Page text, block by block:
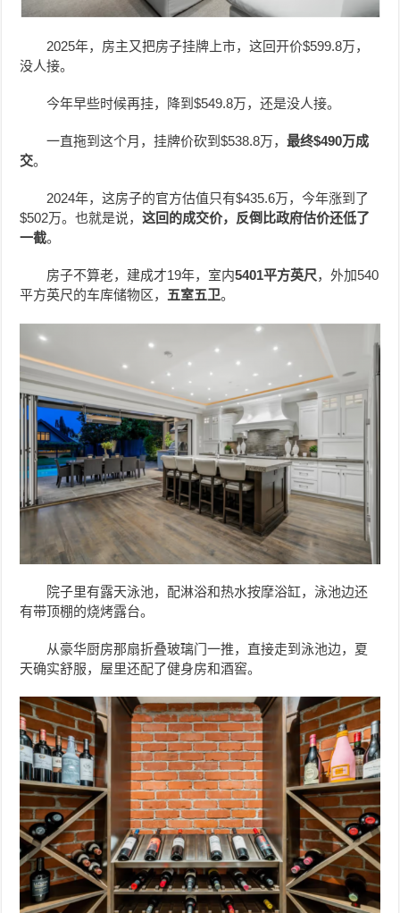
2025年，房主又把房子挂牌上市，这回开价$599.8万，
没人接。
今年早些时候再挂，降到$549.8万，还是没人接。
一直拖到这个月，挂牌价砍到$538.8万，最终$490万成
交。
2024年，这房子的官方估值只有$435.6万，今年涨到了
$502万。也就是说，这回的成交价，反倒比政府估价还低了
一截。
房子不算老，建成才19年，室内5401平方英尺，外加540
平方英尺的车库储物区， 五室五卫。
院子里有露天泳池，配淋浴和热水按摩浴缸，泳池边还
有带顶棚的烧烤露台。
从豪华厨房那扇折叠玻璃门一推，直接走到泳池边，夏
天确实舒服，屋里还配了健身房和酒窖。